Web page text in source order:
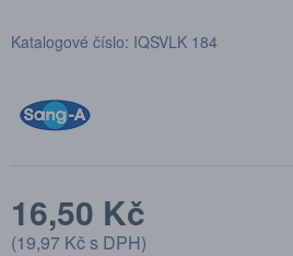
Katalogové číslo: IQSVLK 184
16,50 Kč
(19,97 Kčs DPH)